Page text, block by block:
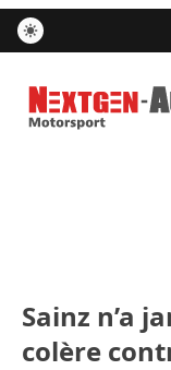
Nextgen-
Sainz n’a
colère